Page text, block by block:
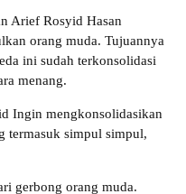
Arief Rosyid Hasan
orang muda. Tujuannya
ini sudah terkonsolidasi
menang.
Ingin mengkonsolidasikan
termasuk simpul simpul,
gerbong orang muda.